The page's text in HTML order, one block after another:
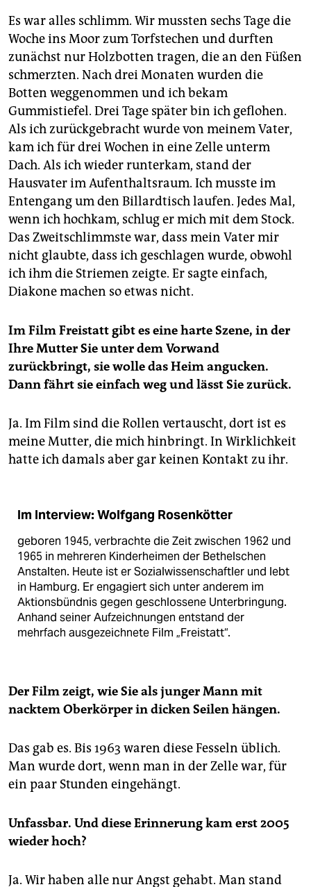
Es war alles schlimm. Wir mussten sechs Tage die
Woche ins Moor zum Torfstechen und durften
zunächst nur Holzbotten tragen, die an den Füßen
schmerzten. Nach drei Monaten wurden die
Botten weggenommen und ich bekam
Gummistiefel. Drei Tage später bin ich geflohen.
Als ich zurückgebracht wurde von meinem Vater,
kam ich für drei Wochen in eine Zelle unterm
Dach. Als ich wieder runterkam, stand der
Hausvater im Aufenthaltsraum. Ich musste im
Entengang um den Billardtisch laufen. Jedes Mal,
wenn ich hochkam, schlug er mich mit dem Stock.
Das Zweitschlimmste war, dass mein Vater mir
nicht glaubte, dass ich geschlagen wurde, obwohl
ich ihm die Striemen zeigte. Er sagte einfach,
Diakone machen so etwas nicht.
Im Film Freistatt gibt es eine harte Szene, in der
Ihre Mutter Sie unter dem Vorwand
zurückbringt, sie wolle das Heim angucken.
Dann fährt sie einfach weg und lässt Sie zurück.
Ja. Im Film sind die Rollen vertauscht, dort ist es
meine Mutter, die mich hinbringt. In Wirklichkeit
hatte ich damals aber gar keinen Kontakt zu ihr.
Im Interview: Wolfgang Rosenkötter
geboren 1945, verbrachte die Zeit zwischen 1962 und
1965 in mehreren Kinderheimen der Bethelschen
Anstalten. Heute ist er Sozialwissenschaftler und lebt
in Hamburg. Er engagiert sich unter anderem im
Aktionsbündnis gegen geschlossene Unterbringung.
Anhand seiner Aufzeichnungen entstand der
mehrfach ausgezeichnete Film „Freistatt“.
Der Film zeigt, wie Sie als junger Mann mit
nacktem Oberkörper in dicken Seilen hängen.
Das gab es. Bis 1963 waren diese Fesseln üblich.
Man wurde dort, wenn man in der Zelle war, für
ein paar Stunden eingehängt.
Unfassbar. Und diese Erinnerung kam erst 2005
wieder hoch?
Ja. Wir haben alle nur Angst gehabt. Man stand